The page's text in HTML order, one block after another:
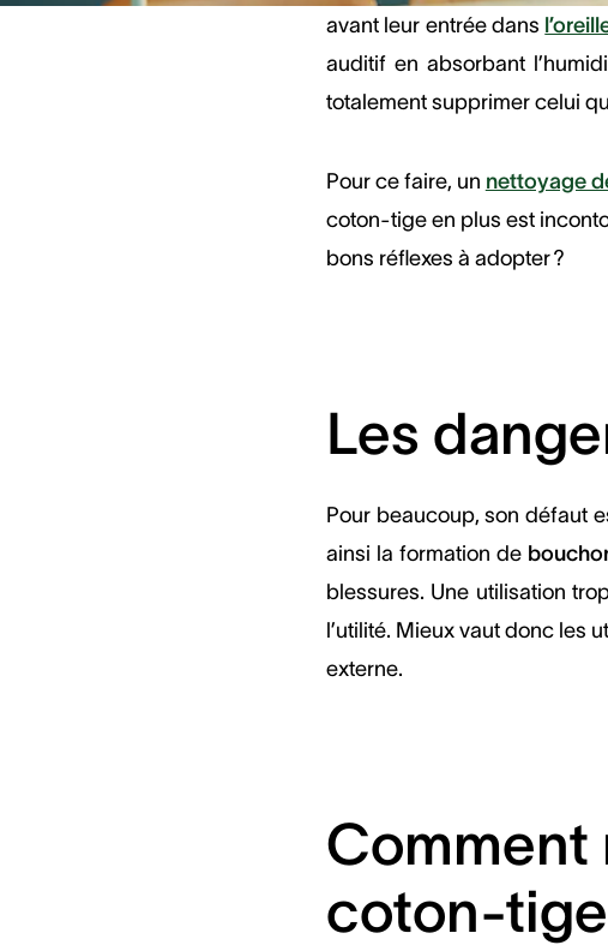
avant leur entrée dans
auditif en absorbant
totalement supprimer celui
Pour ce faire, un nettoyage
coton-tige en plus est
bons réflexes à adopter ?
Les
Pour beaucoup, son défaut
ainsi la formation de
blessures. Une utilisation
l’utilité. Mieux vaut donc les
externe.
Comment
coton-